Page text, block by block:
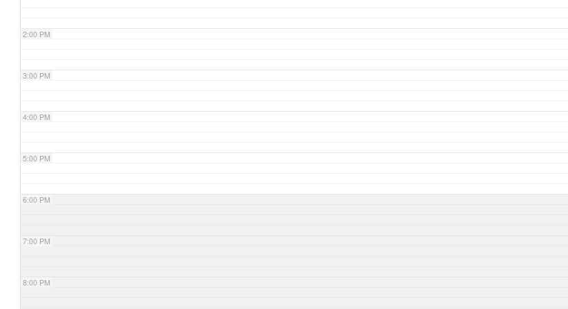
2:00 PM
3:00 PM
4:00 PM
5:00 PM
6:00 PM
7:00 PM
8:00 PM